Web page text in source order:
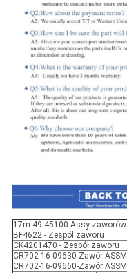
17m-49-45100-Assy zaworów
BF4622 - Zespół zaworu
CK4201470 - Zespół zaworu
CR702-16-09630-Zawór ASSM
CR702-16-09660-Zawór ASSM